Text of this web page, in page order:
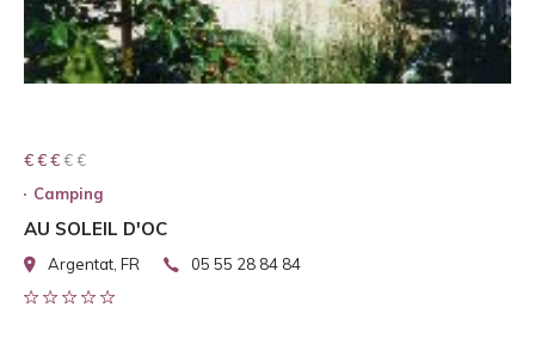
€ € € € €
€ € €
Camping
AU SOLEIL D'OC
Argentat, FR 05 55 28 84 84